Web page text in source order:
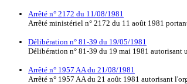
Arrêté n° 2172 du 11/08/1981
Arrêté ministériel n° 2172 du 11 août 1981
Délibération n° 81-39 du 19/05/1981
Délibération n° 81-39 du 19 mai 1981 autorisant
Arrêté n° 1957 AA du 21/08/1981
Arrêté n° 1957 AA du 21 août 1981 autorisant